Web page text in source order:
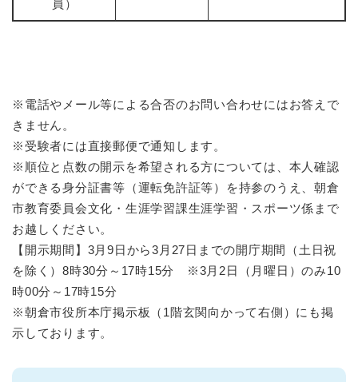
員）
※電話やメール等による合否のお問い合わせにはお答えで
きません。
※受験者には直接郵便で通知します。
※順位と点数の開示を希望される方については、本人確認
ができる身分証書等（運転免許証等）を持参のうえ、朝倉
市教育委員会文化・生涯学習課生涯学習・スポーツ係まで
お越しください。
【開示期間】3月9日から3月27日までの開庁期間（土日祝
を除く）8時30分～17時15分 ※3月2日（月曜日）のみ10
時00分～17時15分
※朝倉市役所本庁掲示板（1階玄関向かって右側）にも掲
示しております。